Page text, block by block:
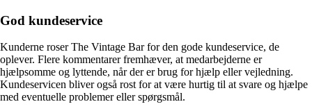
God kundeservice
Kunderne roser The Vintage Bar for den gode kundeservice, de
oplever. Flere kommentarer fremhæver, at medarbejderne er
hjælpsomme og lyttende, når der er brug for hjælp eller vejledning.
Kundeservicen bliver også rost for at være hurtig til at svare og hjælpe
med eventuelle problemer eller spørgsmål.